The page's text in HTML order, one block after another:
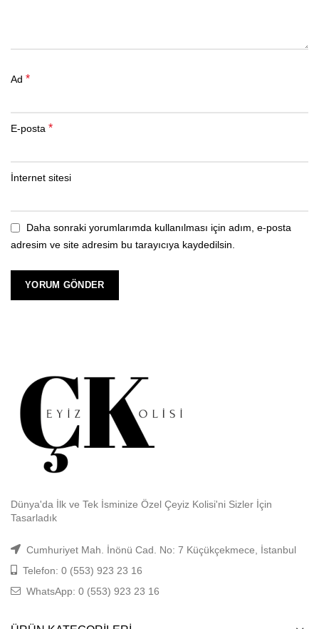
Ad *
E-posta *
İnternet sitesi
Daha sonraki yorumlarımda kullanılması için adım, e-posta
adresim ve site adresim bu tarayıcıya kaydedilsin.
Dünya'da İlk ve Tek İsminize Özel Çeyiz Kolisi'ni Sizler İçin
Tasarladık
Cumhuriyet Mah. İnönü Cad. No: 7 Küçükçekmece, İstanbul
Telefon: 0 (553) 923 23 16
WhatsApp: 0 (553) 923 23 16